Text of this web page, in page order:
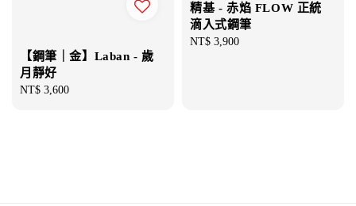
【鋼筆｜金】Laban - 歲
月靜好
Regular
NT$ 3,600
精基 - 赤焰 FLOW 正統
滴入式鋼筆
Regular
NT$ 3,900